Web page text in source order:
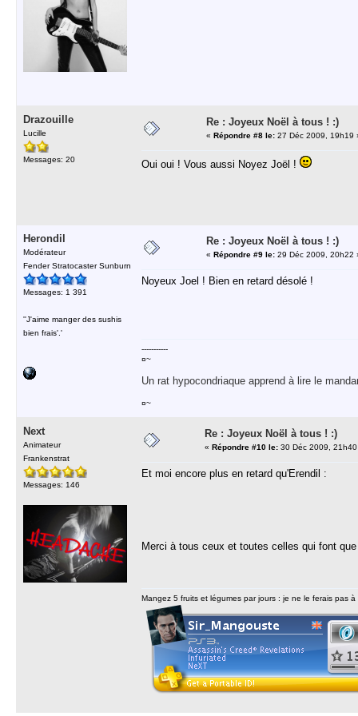
Drazouille
Lucille
Messages: 20
Re : Joyeux Noël à tous ! :)
« Répondre #8 le: 27 Déc 2009, 19h19
Oui oui ! Vous aussi Noyez Joël !
Herondil
Modérateur
Fender Stratocaster Sunburn
Messages: 1 391
''J'aime manger des sushis
bien frais'.'
Re : Joyeux Noël à tous ! :)
« Répondre #9 le: 29 Déc 2009, 20h22
Noyeux Joel ! Bien en retard désolé !
-----------
¤~
Un rat hypocondriaque apprend à lire le
¤~
Next
Animateur
Frankenstrat
Messages: 146
Re : Joyeux Noël à tous ! :)
« Répondre #10 le: 30 Déc 2009,
Et moi encore plus en retard qu'Erendil :
Merci à tous ceux et toutes celles qui font
Mangez 5 fruits et légumes par jours : je ne le ferais pas